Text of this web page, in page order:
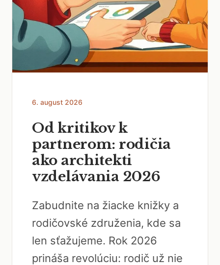
6. august 2026
Od kritikov k
partnerom: rodičia
ako architekti
vzdelávania 2026
Zabudnite na žiacke knižky a
rodičovské združenia, kde sa
len sťažujeme. Rok 2026
prináša revolúciu: rodič už nie